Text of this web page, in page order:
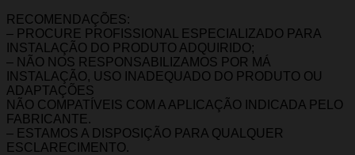
RECOMENDAÇÕES:
– PROCURE PROFISSIONAL ESPECIALIZADO PARA
INSTALAÇÃO DO PRODUTO ADQUIRIDO;
– NÃO NOS RESPONSABILIZAMOS POR MÁ
INSTALAÇÃO, USO INADEQUADO DO PRODUTO OU
ADAPTAÇÕES
NÃO COMPATÍVEIS COM A APLICAÇÃO INDICADA PELO
FABRICANTE.
– ESTAMOS A DISPOSIÇÃO PARA QUALQUER
ESCLARECIMENTO.